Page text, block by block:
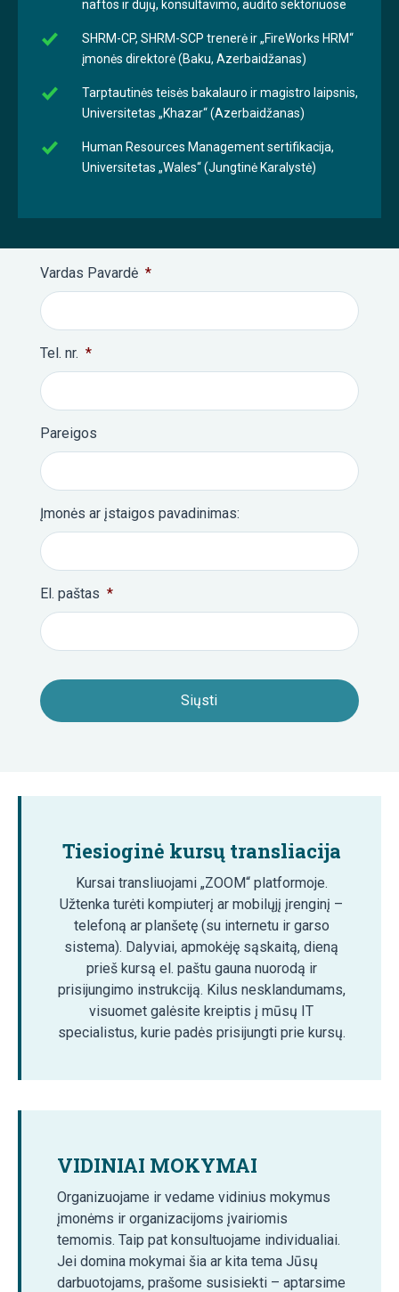
naftos ir dujų, konsultavimo, audito sektoriuose
SHRM-CP, SHRM-SCP trenerė ir „FireWorks HRM“
įmonės direktorė (Baku, Azerbaidžanas)
Tarptautinės teisės bakalauro ir magistro laipsnis,
Universitetas „Khazar“ (Azerbaidžanas)
Human Resources Management sertifikacija,
Universitetas „Wales“ (Jungtinė Karalystė)
Vardas Pavardė *
Tel. nr. *
Pareigos
Įmonės ar įstaigos pavadinimas:
El. paštas *
Tiesioginė kursų transliacija
Kursai transliuojami „ZOOM“ platformoje.
Užtenka turėti kompiuterį ar mobilųjį įrenginį –
telefoną ar planšetę (su internetu ir garso
sistema). Dalyviai, apmokėję sąskaitą, dieną
prieš kursą el. paštu gauna nuorodą ir
prisijungimo instrukciją. Kilus nesklandumams,
visuomet galėsite kreiptis į mūsų IT
specialistus, kurie padės prisijungti prie kursų.
VIDINIAI MOKYMAI
Organizuojame ir vedame vidinius mokymus
įmonėms ir organizacijoms įvairiomis
temomis. Taip pat konsultuojame individualiai.
Jei domina mokymai šia ar kita tema Jūsų
darbuotojams, prašome susisiekti – aptarsime